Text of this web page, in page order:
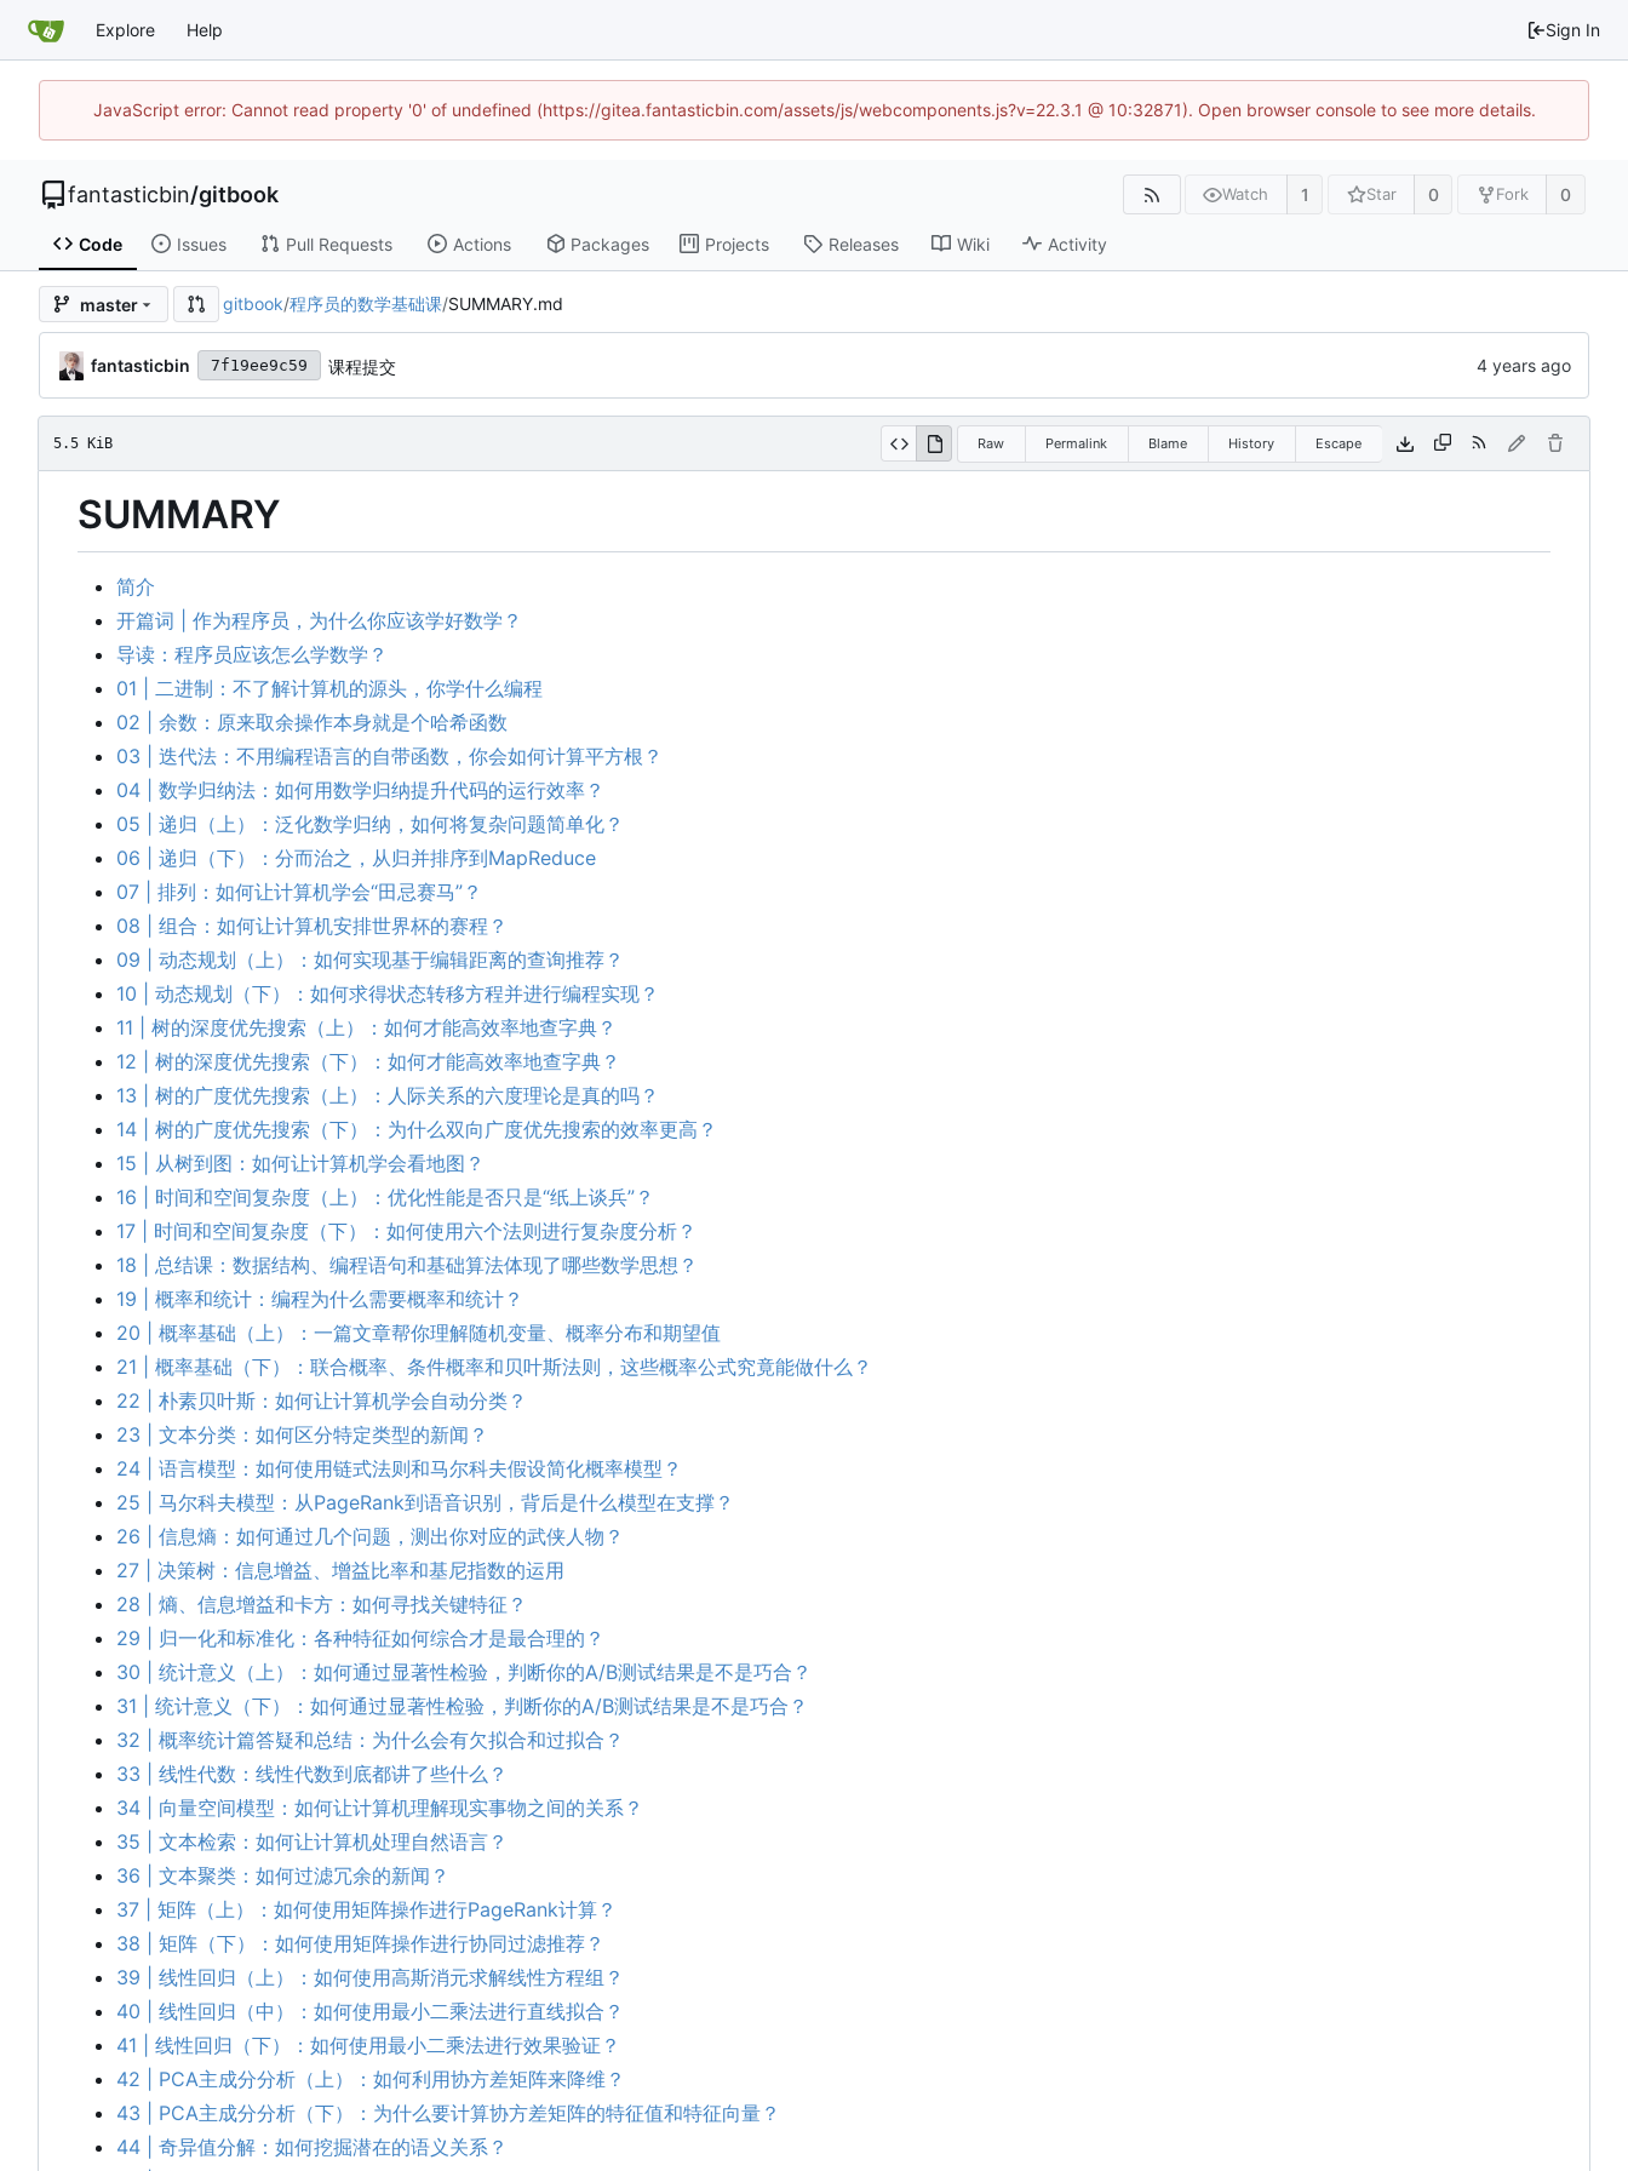
Explore Help Sign In
JavaScript error: Cannot read property '0' of undefined (https://gitea.fantasticbin.com/assets/js/webcomponents.js?v=22.3.1 @ 10:32871). Open browser console to see more details.
fantasticbin/gitbook Watch 1 Star 0 Fork 0
Code Issues Pull Requests Actions Packages Projects Releases Wiki Activity
master gitbook/程序员的数学基础课/SUMMARY.md
fantasticbin 7f19ee9c59 课程提交
5.5 KiB Raw Permalink Blame History Escape
SUMMARY
简介
开篇词 | 作为程序员，为什么你应该学好数学？
导读：程序员应该怎么学数学？
01 | 二进制：不了解计算机的源头，你学什么编程
02 | 余数：原来取余操作本身就是个哈希函数
03 | 迭代法：不用编程语言的自带函数，你会如何计算平方根？
04 | 数学归纳法：如何用数学归纳提升代码的运行效率？
05 | 递归（上）：泛化数学归纳，如何将复杂问题简单化？
06 | 递归 （下） ： 分而治之 ， 从归并排序到MapReduce
07 | 排列：如何让计算机学会“田忌赛马”？
08 | 组合：如何让计算机安排世界杯的赛程？
09 | 动态规划（上）：如何实现基于编辑距离的查询推荐？
10 | 动态规划（下）：如何求得状态转移方程并进行编程实现？
11 | 树的深度优先搜索（上）：如何才能高效率地查字典？
12 | 树的深度优先搜索（下）：如何才能高效率地查字典？
13 | 树的广度优先搜索（上）：人际关系的六度理论是真的吗？
14 | 树的广度优先搜索（下）：为什么双向广度优先搜索的效率更高？
15 | 从树到图：如何让计算机学会看地图？
16 | 时间和空间复杂度（上）：优化性能是否只是“纸上谈兵”？
17 | 时间和空间复杂度（下）：如何使用六个法则进行复杂度分析？
18 | 总结课：数据结构、编程语句和基础算法体现了哪些数学思想？
19 | 概率和统计：编程为什么需要概率和统计？
20 | 概率基础（上）：一篇文章帮你理解随机变量、概率分布和期望值
21 | 概率基础（下）：联合概率、条件概率和贝叶斯法则，这些概率公式究竟能做什么？
22 | 朴素贝叶斯：如何让计算机学会自动分类？
23 | 文本分类：如何区分特定类型的新闻？
24 | 语言模型：如何使用链式法则和马尔科夫假设简化概率模型？
25 | 马尔科夫模型 ： 从PageRank到语音识别 ， 背后是什么模型在支撑 ？
26 | 信息熵：如何通过几个问题，测出你对应的武侠人物？
27 | 决策树：信息增益、增益比率和基尼指数的运用
28 | 熵、信息增益和卡方：如何寻找关键特征？
29 | 归一化和标准化：各种特征如何综合才是最合理的？
30 | 统计意义
（上） ： 如何通过显著性检验 ， 判断你的A/B测试结果是不是巧合 ？
31 | 统计意义
（下） ： 如何通过显著性检验 ， 判断你的A/B测试结果是不是巧合 ？
32 | 概率统计篇答疑和总结：为什么会有欠拟合和过拟合？
33 | 线性代数：线性代数到底都讲了些什么？
34 | 向量空间模型：如何让计算机理解现实事物之间的关系？
35 | 文本检索：如何让计算机处理自然语言？
36 | 文本聚类：如何过滤冗余的新闻？
37 | 矩阵 （上） ： 如何使用矩阵操作进行PageRank计算 ？
38 | 矩阵（下）：如何使用矩阵操作进行协同过滤推荐？
39 | 线性回归（上）：如何使用高斯消元求解线性方程组？
40 | 线性回归（中）：如何使用最小二乘法进行直线拟合？
41 | 线性回归（下）：如何使用最小二乘法进行效果验证？
42 | PCA主成分分析 （上） ： 如何利用协方差矩阵来降维 ？
43 | PCA主成分分析 （下） ： 为什么要计算协方差矩阵的特征值和特征向量 ？
44 | 奇异值分解：如何挖掘潜在的语义关系？